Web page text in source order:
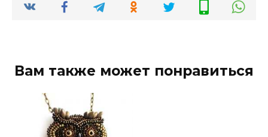
Вам также может понравиться